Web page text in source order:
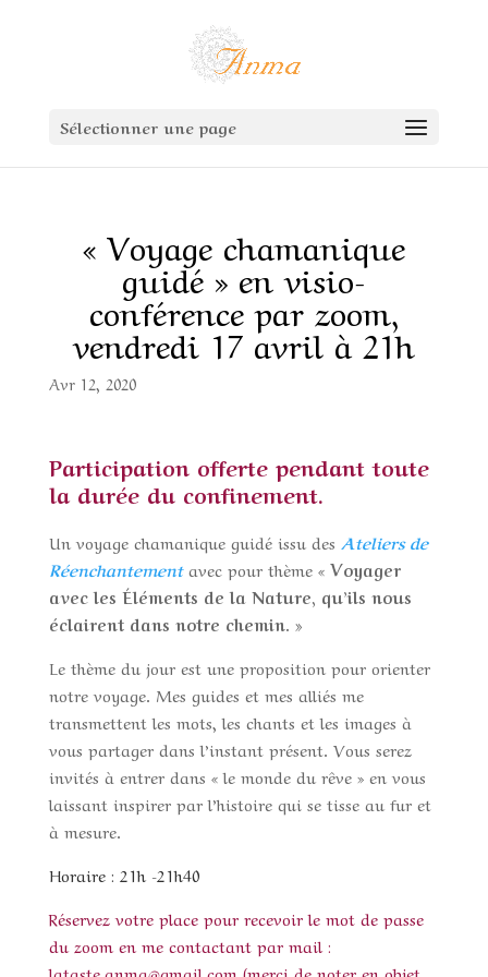
Sélectionner une page
« Voyage chamanique
guidé » en visio-
conférence par zoom,
vendredi 17 avril à 21h
Avr 12, 2020
Participation offerte pendant toute
la durée du confinement.
Un voyage chamanique guidé issu des Ateliers de
Réenchantementavec pour thème « Voyager
avec les Éléments de la Nature, qu’ils nous
éclairent dans notre chemin. »
Le thème du jour est une proposition pour orienter
notre voyage. Mes guides et mes alliés me
transmettent les mots, les chants et les images à
vous partager dans l’instant présent. Vous serez
invités à entrer dans « le monde du rêve » en vous
laissant inspirer par l’histoire qui se tisse au fur et
à mesure.
Horaire : 21h -21h40
Réservez votre place pour recevoir le mot de passe
du zoom en me contactant par mail :